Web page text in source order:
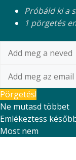
Próbáld ki a
1 pörgetés
Pörgetés!
Ne mutasd többet
Emlékeztess
Most nem